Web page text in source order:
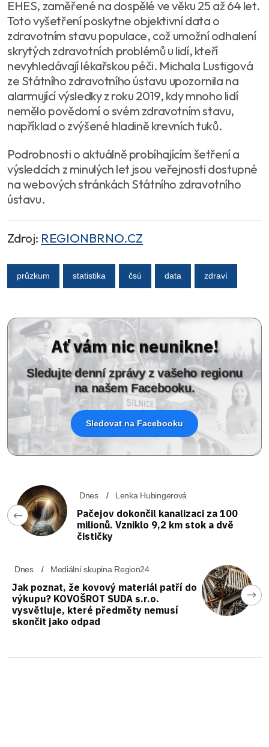
EHES, zaměřené na dospělé ve věku 25 až 64 let.
Toto vyšetření poskytne objektivní data o
zdravotním stavu populace, což umožní odhalení
skrytých zdravotních problémů u lidí, kteří
nevyhledávají lékařskou péči. Michala Lustigová
ze Státního zdravotního ústavu upozornila na
alarmující výsledky z roku 2019, kdy mnoho lidí
nemělo povědomí o svém zdravotním stavu,
například o zvýšené hladině krevních tuků.
Podrobnosti o aktuálně probíhajícím šetření a
výsledcích z minulých let jsou veřejnosti dostupné
na webových stránkách Státního zdravotního
ústavu.
Zdroj: REGIONBRNO.CZ
průzkum statistika čsú data zdraví
Ať vám nic neunikne!
Sledujte denní zprávy z vašeho regionu
na našem Facebooku.
Sledovat na Facebooku
Dnes Lenka Hubingerová
Pačejov dokončil kanalizaci za 100
milionů. Vzniklo 9,2 km stok a dvě
čističky
Dnes Mediální skupina Region24
Jak poznat, že kovový materiál patří do
výkupu? KOVOŠROT SUDA s.r.o.
vysvětluje, které předměty nemusí
skončit jako odpad